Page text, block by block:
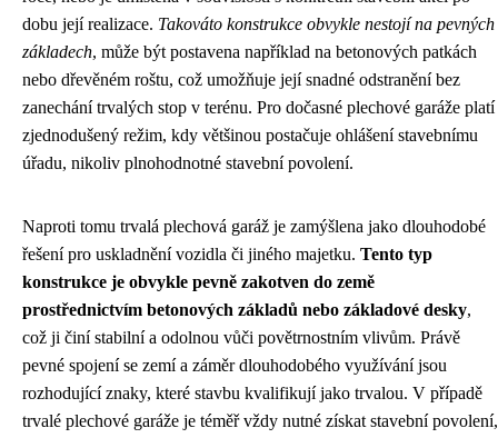
dobu její realizace. Takováto konstrukce obvykle nestojí na pevných
základech, může být postavena například na betonových patkách
nebo dřevěném roštu, což umožňuje její snadné odstranění bez
zanechání trvalých stop v terénu. Pro dočasné plechové garáže platí
zjednodušený režim, kdy většinou postačuje ohlášení stavebnímu
úřadu, nikoliv plnohodnotné stavební povolení.
Naproti tomu trvalá plechová garáž je zamýšlena jako dlouhodobé
řešení pro uskladnění vozidla či jiného majetku. Tento typ
konstrukce je obvykle pevně zakotven do země
prostřednictvím betonových základů nebo základové desky,
což ji činí stabilní a odolnou vůči povětrnostním vlivům. Právě
pevné spojení se zemí a záměr dlouhodobého využívání jsou
rozhodující znaky, které stavbu kvalifikují jako trvalou. V případě
trvalé plechové garáže je téměř vždy nutné získat stavební povolení,